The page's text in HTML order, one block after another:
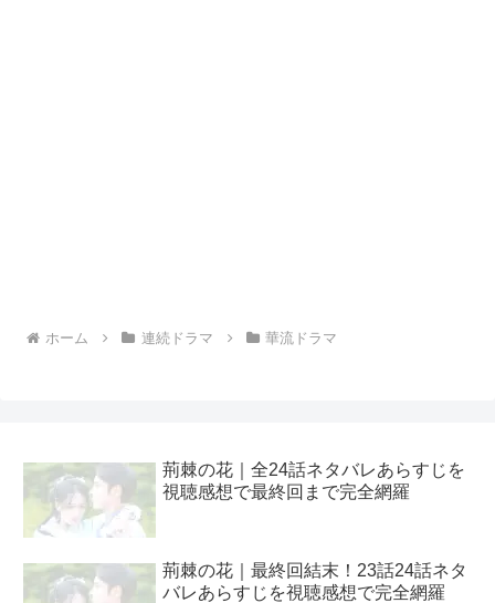
ホーム 連続ドラマ 華流ドラマ
荊棘の花｜全24話ネタバレあらすじを
視聴感想で最終回まで完全網羅
荊棘の花｜最終回結末！23話24話ネタ
バレあらすじを視聴感想で完全網羅